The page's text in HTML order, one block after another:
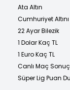
Ata Altın
Cumhuriyet Altını
22 Ayar Bilezik
1 Dolar Kaç TL
1 Euro Kaç TL
Canlı Maç
Süper Lig Puan